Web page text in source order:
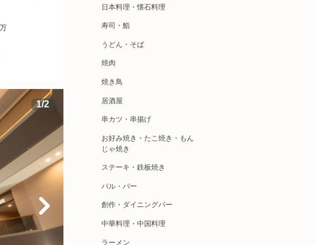
1/2
日本料理・懐石料理
寿司・鮨
うどん・そば
焼肉
焼き鳥
居酒屋
串カツ・串揚げ
お好み焼き・たこ焼き・もん
じゃ焼き
ステーキ・鉄板焼き
バル・バー
創作・ダイニングバー
中華料理・中国料理
ラーメン